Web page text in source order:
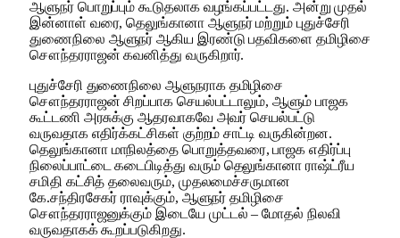
ஆளுநர் பொறுப்பும் கூடுதலாக வழங்கப்பட்டது. அன்று முதல்
இன்னாள் வரை, தெலுங்கானா ஆளுநர் மற்றும் புதுச்சேரி
துணைநிலை ஆளுநர் ஆகிய இரண்டு பதவிகளை தமிழிசை
சௌந்தரராஜன் கவனித்து வருகிறார்.
புதுச்சேரி துணைநிலை ஆளுநராக தமிழிசை
சௌந்தரராஜன் சிறப்பாக செயல்பட்டாலும், ஆளும் பாஜக
கூட்டணி அரசுக்கு ஆதரவாகவே அவர் செயல்பட்டு
வருவதாக எதிர்க்கட்சிகள் குற்றம் சாட்டி வருகின்றன.
தெலுங்கானா மாநிலத்தை பொறுத்தவரை, பாஜக எதிர்ப்பு
நிலைப்பாட்டை கடைபிடித்து வரும் தெலுங்கானா ராஷ்ட்ரீய
சமிதி கட்சித் தலைவரும், முதலமைச்சருமான
கே.சந்திரசேகர் ராவுக்கும், ஆளுநர் தமிழிசை
சௌந்தரராஜனுக்கும் இடையே முட்டல் – மோதல் நிலவி
வருவதாகக் கூறப்படுகிறது.